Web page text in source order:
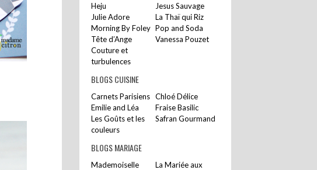
Heju
Jesus Sauvage
Julie Adore
La Thaï qui Riz
Morning By Foley Pop and Soda
Tête d’Ange
Vanessa Pouzet
Couture et
turbulences
BLOGS CUISINE
Carnets Parisiens Chloé Délice
Emilie and Léa
Fraise Basilic
Les Goûts et les
couleurs
Safran Gourmand
BLOGS MARIAGE
Mademoiselle
La Mariée aux